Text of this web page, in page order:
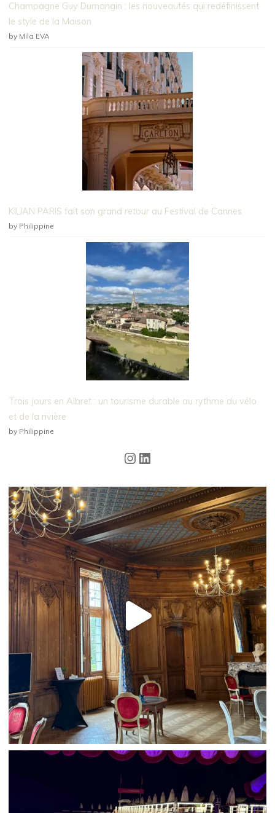
Champagne Guy Dumangin : les nouveautés qui redéfinissent
le style de la Maison
by Mila EVA
KILIAN PARIS fait son grand retour au Festival de Cannes
by Philippine
Trois jours en Albret : un tourisme durable au rythme du vélo
et de la rivière
by Philippine
Instagram
LinkedIn